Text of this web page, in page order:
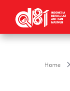
Home